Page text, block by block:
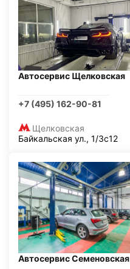
Автосервис Щелковская
+7 (495) 162-90-81
Щелковская
Байкальская ул., 1/3с12
Автосервис Семеновская